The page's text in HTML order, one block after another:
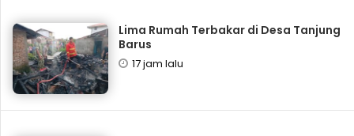
Lima Rumah Terbakar di Desa Tanjung
Barus
17 jam lalu